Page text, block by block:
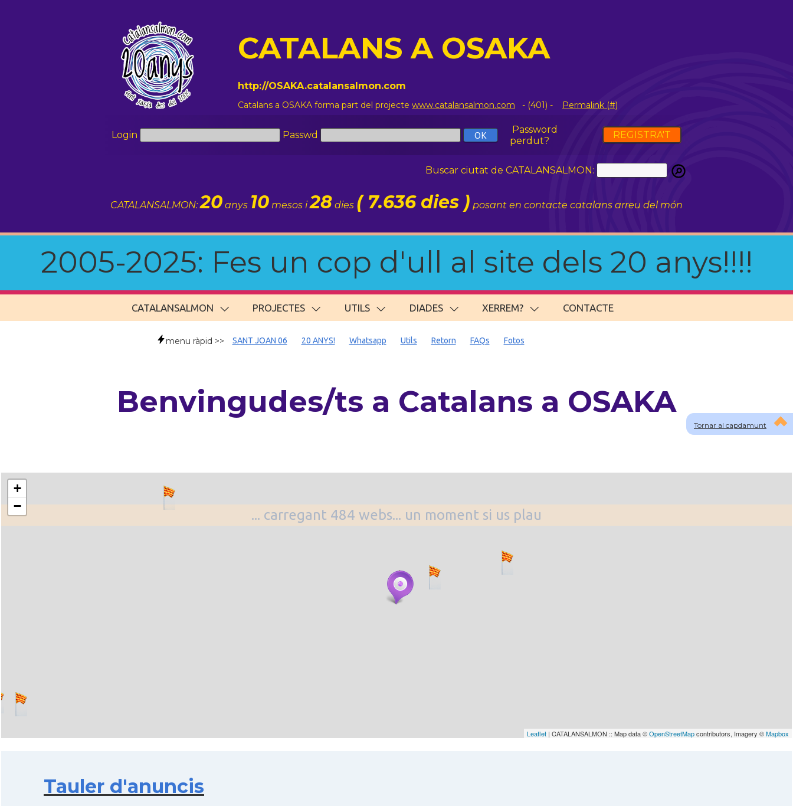
CATALANS A OSAKA
http://OSAKA.catalansalmon.com
Catalans a OSAKA forma part del projecte www.catalansalmon.com - (401) - Permalink (#)
Login Passwd
Password
perdut?
REGISTRA'T
Buscar ciutat de CATALANSALMON:
CATALANSALMON:20 anys 10 mesos i28 dies ( 7.636 dies ) posant en contacte catalans arreu del món
2005-2025: Fes un cop d'ull al site dels 20 anys!!!!
CATALANSALMON PROJECTES UTILS DIADES XERREM? CONTACTE
Tornar al capdamunt
menu ràpid >> SANT JOAN 06 20 ANYS! Whatsapp Utils Retorn FAQs Fotos
Benvingudes/ts a Catalans a OSAKA
... carregant 484 webs... un moment si us plau
+
−
Leaflet | CATALANSALMON :: Map data ©OpenStreetMapcontributors, Imagery ©Mapbox
Tauler d'anuncis